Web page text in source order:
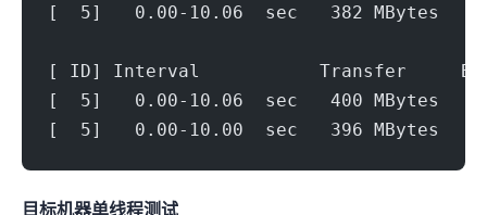
[  5]   0.00-10.06  sec   382
[ ID] Interval           Transfer
[  5]   0.00-10.06  sec   400 MBytes
[  5]   0.00-10.00  sec   396